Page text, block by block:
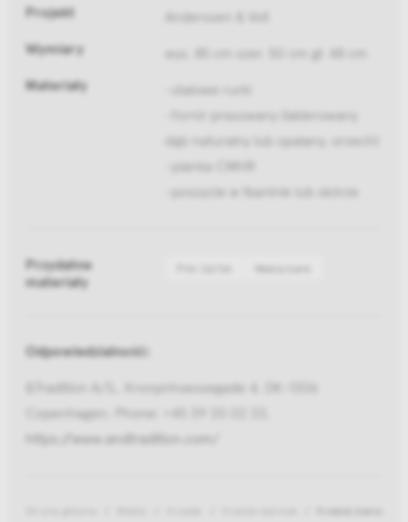
Projekt Anderssen & Voll
Wymiary wys. 85 cm szer. 50 cm gł. 48 cm
Materiały
-stalowe rurki
-fornir prasowany (lakierowany
dąb naturalny lub opalany, orzech)
-pianka CMHR
-poszycie w tkaninie lub skórze
Przydatne
materiały
Media bank
Odpowiedzialność:
&Tradition A/S,, Kronprinsessegade 4, DK-1306
Copenhagen, Phone: +45 39 20 02 33,
https://www.andtradition.com/